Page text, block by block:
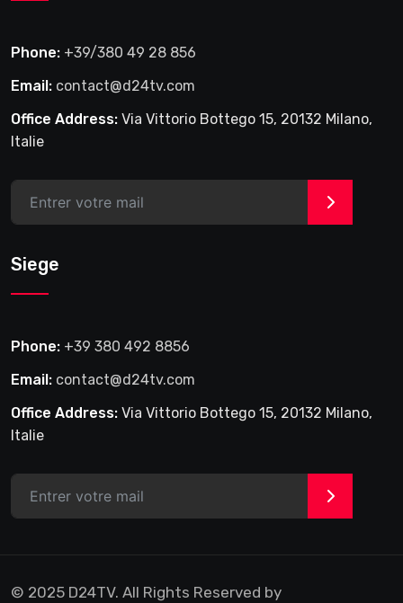
Phone: +39/380 49 28 856
Email: contact@d24tv.com
Office Address: Via Vittorio Bottego 15, 20132 Milano,
Italie
>
Siege
Phone: +39 380 492 8856
Email: contact@d24tv.com
Office Address: Via Vittorio Bottego 15, 20132 Milano,
Italie
>
© 2025 D24TV. All Rights Reserved by